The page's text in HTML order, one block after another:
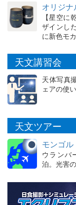
オリジ
【星空に
ザインし
に新色モ
天文講習会
天体写真
ェアの使
天文ツアー
モンゴ
ウランバ
泊。光害